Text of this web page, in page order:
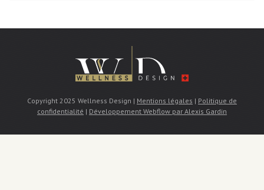
Copyright 2025 Wellness Design | Mentions légales | Politique de
confidentialité | Développement Webflow par Alexis Gardin